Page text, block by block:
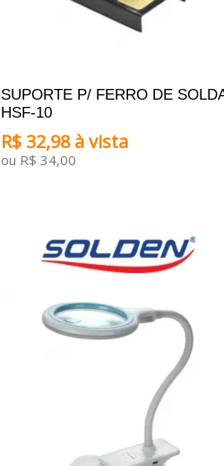
SUPORTE P/ FERRO DE
HSF-10
R$ 32,98 à vista
ou R$ 34,00